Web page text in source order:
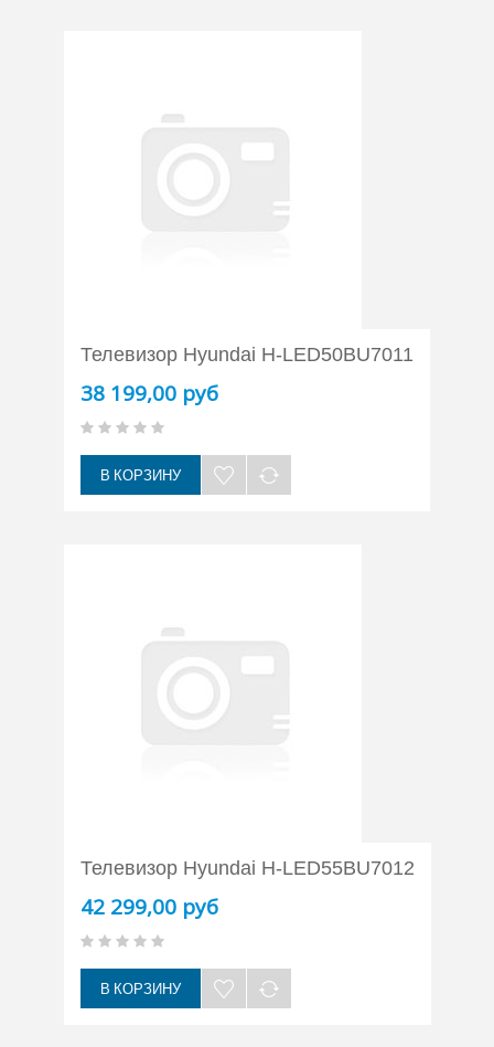
Телевизор Hyundai H-LED50BU7011
38 199,00 руб
В КОРЗИНУ
Телевизор Hyundai H-LED55BU7012
42 299,00 руб
В КОРЗИНУ